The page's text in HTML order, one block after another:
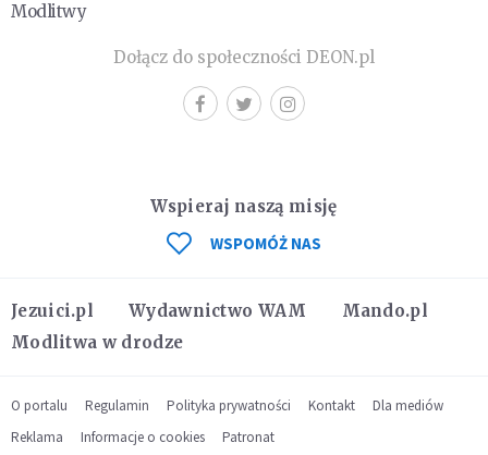
Modlitwy
Dołącz do społeczności DEON.pl
Jezuici.pl Wydawnictwo WAM
Mando.pl
Modlitwa w drodze
Wspieraj naszą misję
WSPOMÓŻ NAS
O portalu Regulamin Polityka prywatności Kontakt
Dla mediów
Reklama
Informacje o cookies Patronat